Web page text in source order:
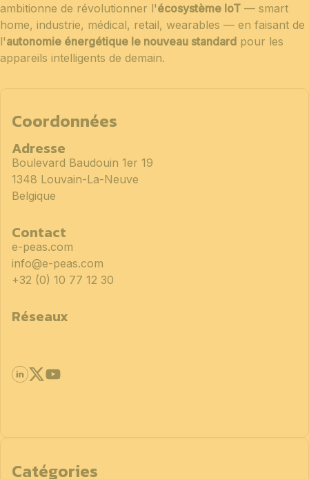
ambitionne de révolutionner l'écosystème IoT — smart
home, industrie, médical, retail, wearables — en faisant de
l'autonomie énergétique le nouveau standard pour les
appareils intelligents de demain.
Coordonnées
Adresse
Boulevard Baudouin 1er 19
1348 Louvain-La-Neuve
Belgique
Contact
e-peas.com
info@e-peas.com
+32 (0) 10 77 12 30
Réseaux
Catégories